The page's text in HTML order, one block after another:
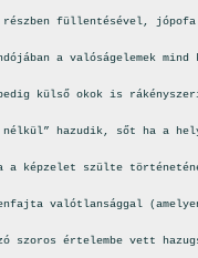
füllentésével, jópofa
a valóságelemek
külső okok is
nélkül” hazudik, sőt ha a
képzelet szülte
valótlansággal
értelembe vett